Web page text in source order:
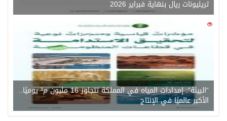
تريليونات ريال بنهاية فبراير 2026
1450
“البيئة”: إمدادات المياه في المملكة تتجاوز 16 مليون م³ يوميًا..
الأكبر عالميًا في الإنتاج